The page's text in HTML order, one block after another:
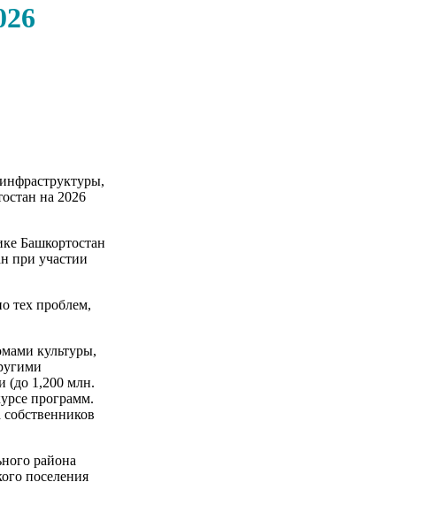
на 2026
Башкортостан
при участии
тех проблем,
культуры,
(до 1,200 млн.
программ.
района
поселения